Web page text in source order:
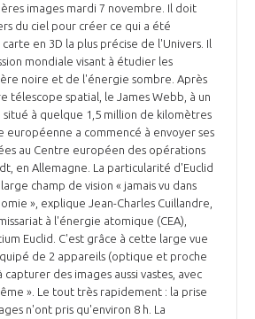
images mardi 7 novembre. Il doit
du ciel pour créer ce qui a été
en 3D la plus précise de l'Univers. Il
mondiale visant à étudier les
noire et de l'énergie sombre. Après
télescope spatial, le James Webb, à un
à quelque 1,5 million de kilomètres
européenne a commencé à envoyer ses
au Centre européen des opérations
en Allemagne. La particularité d'Euclid
champ de vision « jamais vu dans
», explique Jean-Charles Cuillandre,
à l'énergie atomique (CEA),
Euclid. C'est grâce à cette large vue
de 2 appareils (optique et proche
des images aussi vastes, avec
». Le tout très rapidement : la prise
n'ont pris qu'environ 8 h. La